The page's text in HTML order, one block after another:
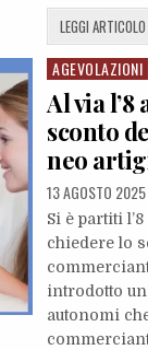
LEGGI ARTICOLO
Posted
in
AGEVOLAZIONI
Al via
sconto
neo
13 AGOSTO 2025
Si è partiti
chiedere lo
introdotto
autonomi